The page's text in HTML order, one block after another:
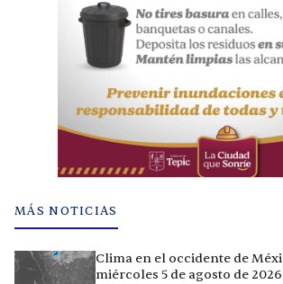
MÁS NOTICIAS
Clima en el occidente de
miércoles 5 de agosto de